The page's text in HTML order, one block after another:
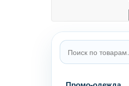
Искать: